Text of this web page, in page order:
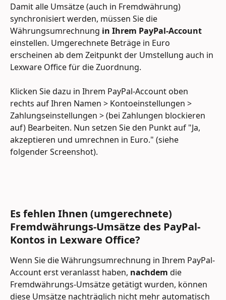
Damit alle Umsätze (auch in Fremdwährung)
synchronisiert werden, müssen Sie die
Währungsumrechnung in Ihrem PayPal-Account
einstellen. Umgerechnete Beträge in Euro
erscheinen ab dem Zeitpunkt der Umstellung auch in
Lexware Office für die Zuordnung.
Klicken Sie dazu in Ihrem PayPal-Account oben
rechts auf Ihren Namen > Kontoeinstellungen >
Zahlungseinstellungen > (bei Zahlungen blockieren
auf) Bearbeiten. Nun setzen Sie den Punkt auf "Ja,
akzeptieren und umrechnen in Euro." (siehe
folgender Screenshot).
Es fehlen Ihnen (umgerechnete)
Fremdwährungs-Umsätze des PayPal-
Kontos in Lexware Office?
Wenn Sie die Währungsumrechnung in Ihrem PayPal-
Account erst veranlasst haben, nachdem die
Fremdwährungs-Umsätze getätigt wurden, können
diese Umsätze nachträglich nicht mehr automatisch